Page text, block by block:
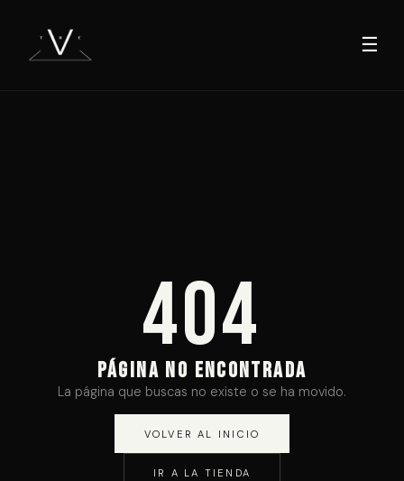
☰
404
PÁGINA NO ENCONTRADA
La página que buscas no existe o se ha movido.
VOLVER AL INICIO
IR A LA TIENDA